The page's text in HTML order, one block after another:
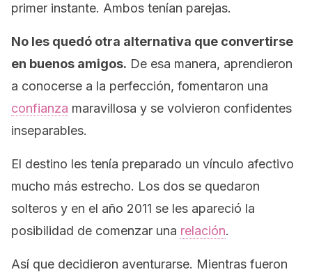
primer instante. Ambos tenían parejas.
No les quedó otra alternativa que convertirse
en buenos amigos. De esa manera, aprendieron
a conocerse a la perfección, fomentaron una
confianza maravillosa y se volvieron confidentes
inseparables.
El destino les tenía preparado un vínculo afectivo
mucho más estrecho. Los dos se quedaron
solteros y en el año 2011 se les apareció la
posibilidad de comenzar una relación.
Así que decidieron aventurarse. Mientras fueron